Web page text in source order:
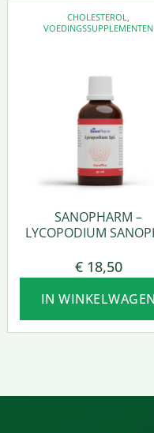
CHOLESTEROL
VOEDINGSSUPPLEMENTEN
SANOPHARM –
LYCOPODIUM
€18,50
IN WINKELWAGEN